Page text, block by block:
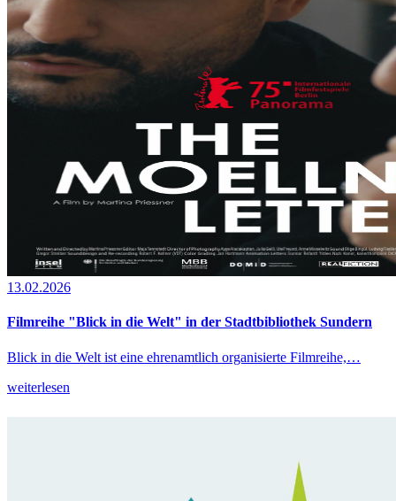
13.02.2026
Filmreihe "Blick in die Welt" in der Stadtbibliothek Sundern
Blick in die Welt ist eine ehrenamtlich organisierte Filmreihe,…
weiterlesen